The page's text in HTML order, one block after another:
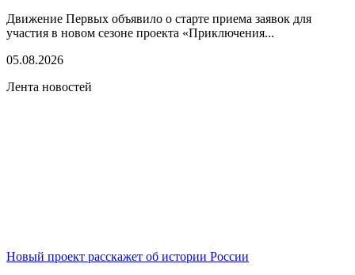
Движение Первых объявило о старте приема заявок для
участия в новом сезоне проекта «Приключения...
05.08.2026
Лента новостей
Новый проект расскажет об истории России